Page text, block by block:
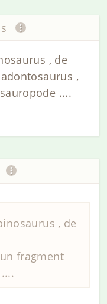
, de
,
....
, de
fragment